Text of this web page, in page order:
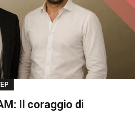
Il coraggio di